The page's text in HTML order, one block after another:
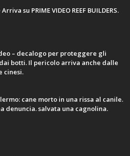
su PRIME VIDEO REEF BUILDERS.
– decalogo per proteggere gli
botti. Il pericolo arriva anche dalle
cinesi.
cane morto in una rissa al canile.
denuncia. salvata una cagnolina.